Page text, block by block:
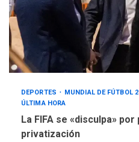
DEPORTES MUNDIAL DE FÚTBOL
ÚLTIMA HORA
La FIFA se «disculpa»
privatización